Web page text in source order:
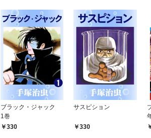
ブラック・ジャック
1巻
330
サスピション
330